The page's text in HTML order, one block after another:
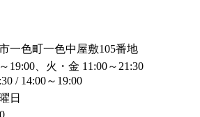
一色町一色中屋敷105番地
19:00、火・金 11:00～21:30
/ 14:00～19:00
日